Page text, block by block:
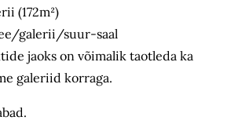
(172m²)
galerii/suur-saal
jaoks on võimalik taotleda ka
galeriid korraga.